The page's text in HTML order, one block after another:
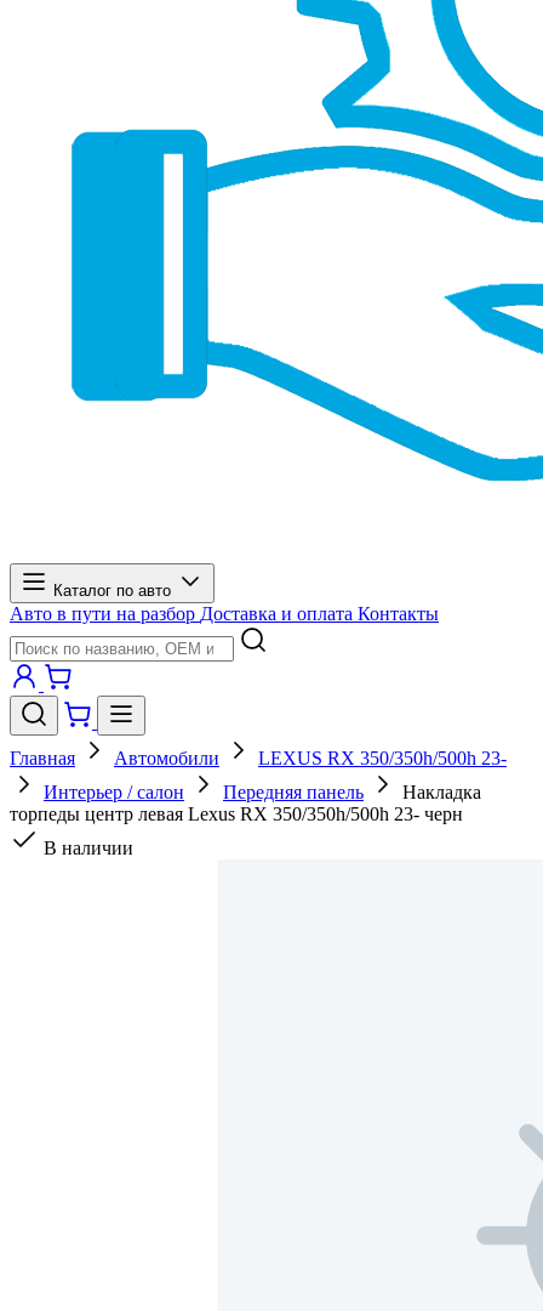
Каталог по авто
Авто в пути на разбор Доставка и оплата Контакты
Главная Автомобили
LEXUS RX 350/350h/500h 23-
Интерьер / салон
Передняя панель
Накладка
торпеды центр левая Lexus RX 350/350h/500h 23- черн
В наличии